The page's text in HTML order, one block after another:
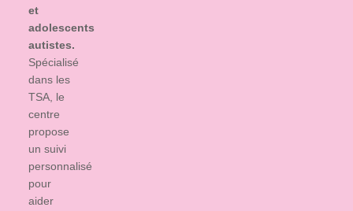
et
adolescents
autistes.
Spécialisé
dans les
TSA, le
centre
propose
un suivi
personnalisé
pour
aider